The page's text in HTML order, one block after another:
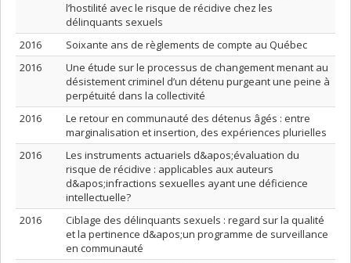
l’hostilité avec le risque de récidive chez les
délinquants sexuels
2016
Soixante ans de règlements de compte au Québec
2016
Une étude sur le processus de changement menant au
désistement criminel d’un détenu purgeant une peine à
perpétuité dans la collectivité
2016
Le retour en communauté des détenus âgés : entre
marginalisation et insertion, des expériences plurielles
2016
Les instruments actuariels d&apos;évaluation du
risque de récidive : applicables aux auteurs
d&apos;infractions sexuelles ayant une déficience
intellectuelle?
2016
Ciblage des délinquants sexuels : regard sur la qualité
et la pertinence d&apos;un programme de surveillance
en communauté